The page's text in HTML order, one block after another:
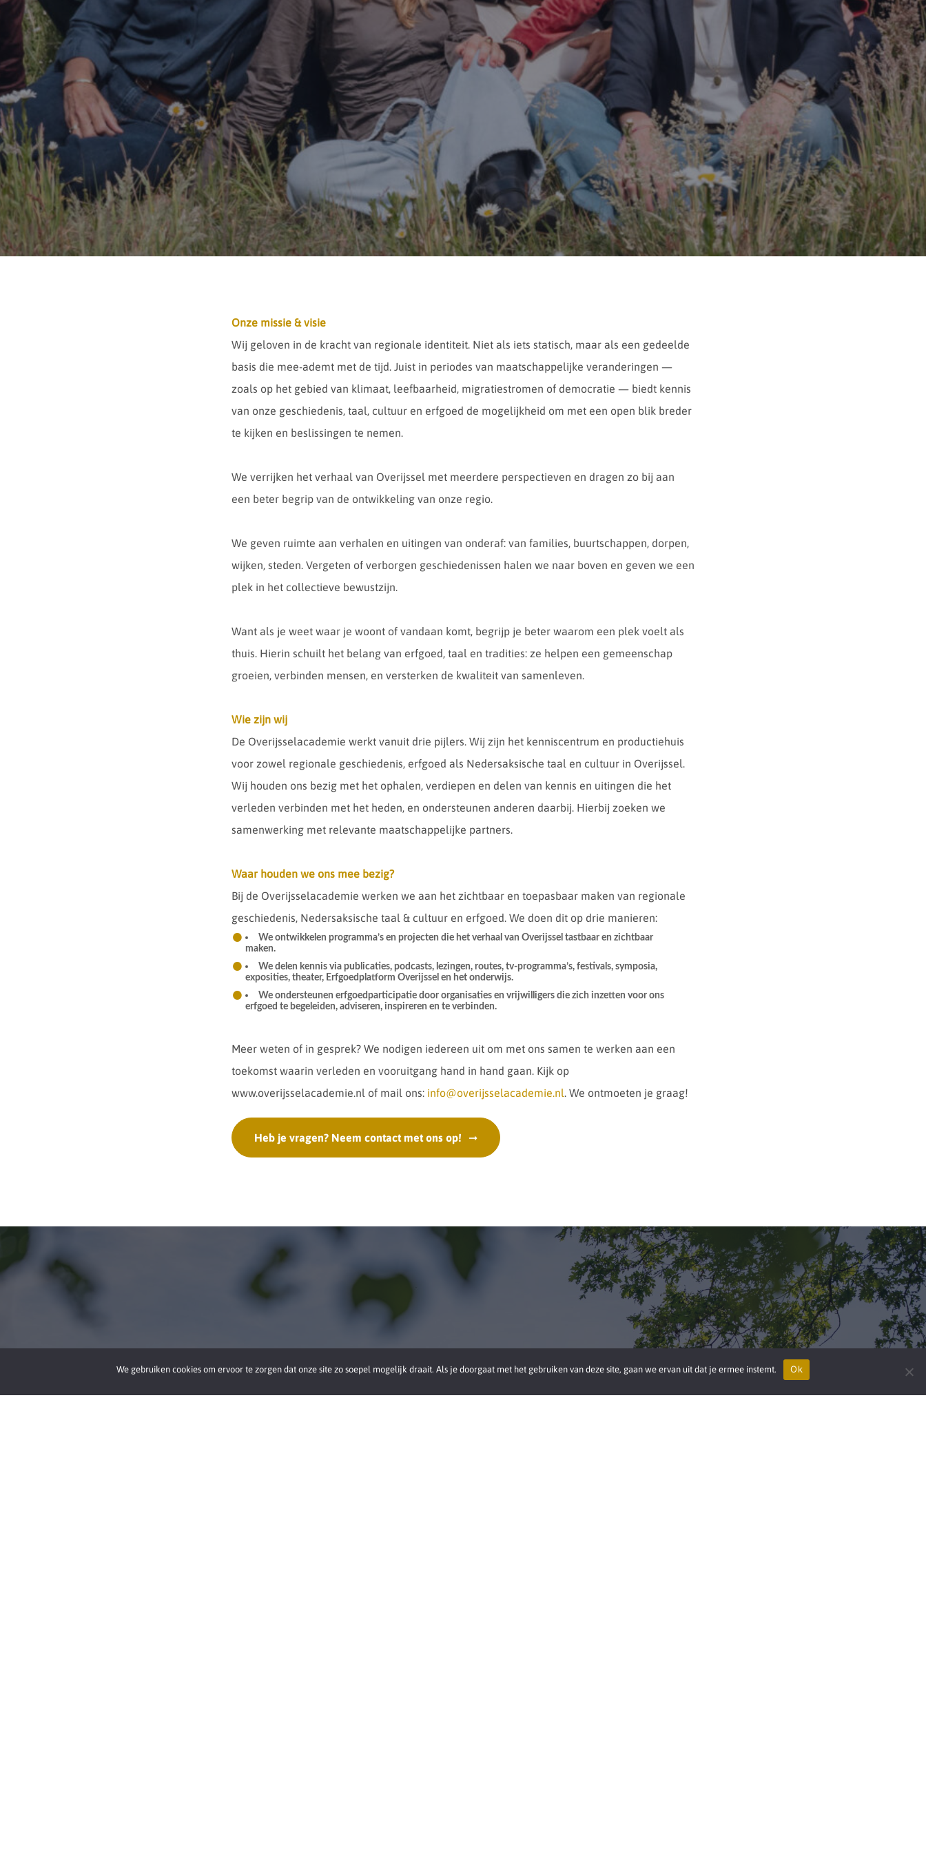
Onze missie & visie
Wij geloven in de kracht van regionale identiteit. Niet als iets statisch, maar als een gedeelde
basis die mee-ademt met de tijd. Juist in periodes van maatschappelijke veranderingen —
zoals op het gebied van klimaat, leefbaarheid, migratiestromen of democratie — biedt kennis
van onze geschiedenis, taal, cultuur en erfgoed de mogelijkheid om met een open blik breder
te kijken en beslissingen te nemen.
We verrijken het verhaal van Overijssel met meerdere perspectieven en dragen zo bij aan
een beter begrip van de ontwikkeling van onze regio.
We geven ruimte aan verhalen en uitingen van onderaf: van families, buurtschappen, dorpen,
wijken, steden. Vergeten of verborgen geschiedenissen halen we naar boven en geven we een
plek in het collectieve bewustzijn.
Want als je weet waar je woont of vandaan komt, begrijp je beter waarom een plek voelt als
thuis. Hierin schuilt het belang van erfgoed, taal en tradities: ze helpen een gemeenschap
groeien, verbinden mensen, en versterken de kwaliteit van samenleven.
Wie zijn wij
De Overijsselacademie werkt vanuit drie pijlers. Wij zijn het kenniscentrum en productiehuis
voor zowel regionale geschiedenis, erfgoed als Nedersaksische taal en cultuur in Overijssel.
Wij houden ons bezig met het ophalen, verdiepen en delen van kennis en uitingen die het
verleden verbinden met het heden, en ondersteunen anderen daarbij. Hierbij zoeken we
samenwerking met relevante maatschappelijke partners.
Waar houden we ons mee bezig?
Bij de Overijsselacademie werken we aan het zichtbaar en toepasbaar maken van regionale
geschiedenis, Nedersaksische taal & cultuur en erfgoed. We doen dit op drie manieren:
We ontwikkelen programma’s en projecten die het verhaal van Overijssel tastbaar en zichtbaar
maken.
We delen kennis via publicaties, podcasts, lezingen, routes, tv-programma’s, festivals, symposia,
exposities, theater, Erfgoedplatform Overijssel en het onderwijs.
We ondersteunen erfgoedparticipatie door organisaties en vrijwilligers die zich inzetten voor ons
erfgoed te begeleiden, adviseren, inspireren en te verbinden.
Meer weten of in gesprek? We nodigen iedereen uit om met ons samen te werken aan een
toekomst waarin verleden en vooruitgang hand in hand gaan. Kijk op
www.overijsselacademie.nl of mail ons: info@overijsselacademie.nl. We ontmoeten je graag!
Heb je vragen? Neem contact met ons op!
We gebruiken cookies om ervoor te zorgen dat onze site zo soepel mogelijk draait. Als je doorgaat met het gebruiken van deze site, gaan we ervan uit dat je ermee instemt. Ok